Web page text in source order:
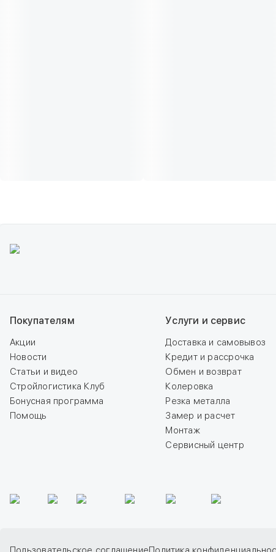
Покупателям
Акции
Новости
Статьи и видео
Стройлогистика Клуб
Бонусная программа
Помощь
Услуги и сервис
Доставка и самовывоз
Кредит и рассрочка
Обмен и возврат
Колеровка
Резка металла
Замер и расчет
Монтаж
Сервисный центр